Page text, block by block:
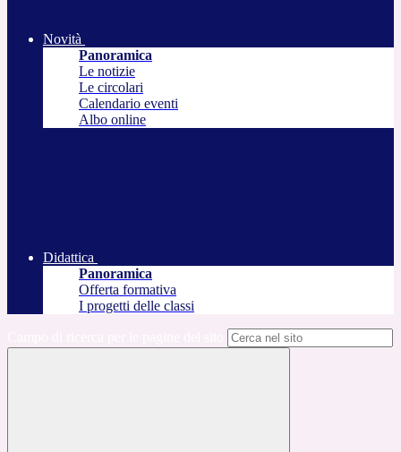
Novità
Panoramica
Le notizie
Le circolari
Calendario eventi
Albo online
Didattica
Panoramica
Offerta formativa
I progetti delle classi